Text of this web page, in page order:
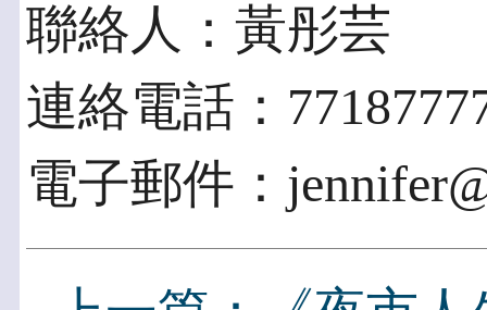
聯絡人：黃彤芸
連絡電話：
電子郵件：